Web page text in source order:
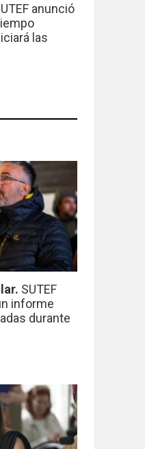
anunció
las
SUTEF
informe
durante